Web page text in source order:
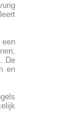
De
en